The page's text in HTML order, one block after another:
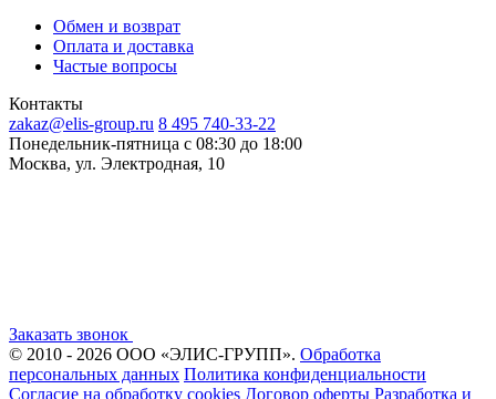
Обмен и возврат
Оплата и доставка
Частые вопросы
Контакты
zakaz@elis-group.ru 8 495 740-33-22
Понедельник-пятница c 08:30 до 18:00
Москва, ул. Электродная, 10
Заказать звонок
© 2010 - 2026 ООО «ЭЛИС-ГРУПП». Обработка
персональных данных Политика конфиденциальности
Согласие на обработку cookies Договор оферты Разработка и